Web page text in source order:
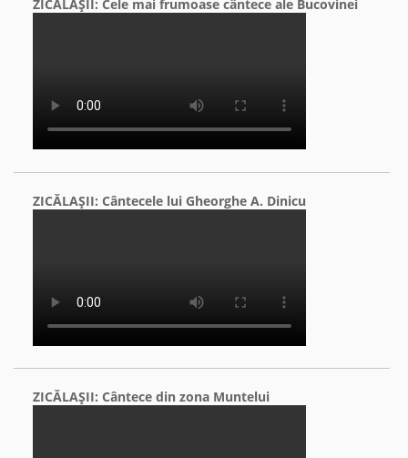
ZICĂLAŞII: Cele mai frumoase cântece ale Bucovinei
ZICĂLAŞII: Cântecele lui Gheorghe A. Dinicu
ZICĂLAŞII: Cântece din zona Muntelui